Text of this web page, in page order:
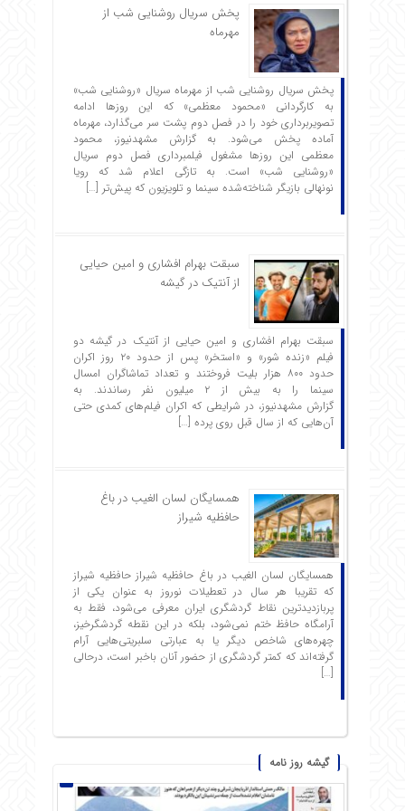
پخش سریال روشنایی شب از
مهرماه
پخش سریال روشنایی شب از مهرماه سریال «روشنایی شب»
به کارگردانی «محمود معظمی» که این روزها ادامه
تصویربرداری خود را در فصل دوم پشت سر می‌گذارد، مهرماه
آماده پخش می‌شود. به گزارش مشهدنیوز، محمود
معظمی این روزها مشغول فیلمبرداری فصل دوم سریال
«روشنایی شب» است. به تازگی اعلام شد که رویا
نونهالی بازیگر شناخته‌شده سینما و تلویزیون که پیش‌تر […]
سبقت بهرام افشاری و امین حیایی
از آنتیک در گیشه
سبقت بهرام افشاری و امین حیایی از آنتیک در گیشه دو
فیلم «زنده شور» و «استخر» پس از حدود ۲۰ روز اکران
حدود ۸۰۰ هزار بلیت فروختند و تعداد تماشاگران امسال
سینما را به بیش از ۲ میلیون نفر رساندند. به
گزارش مشهدنیوز، در شرایطی که اکران فیلم‌های کمدی حتی
آن‌هایی که از سال قبل روی پرده […]
همسایگان لسان الغیب در باغ
حافظیه شیراز
همسایگان لسان الغیب در باغ حافظیه شیراز حافظیه‌ شیراز
که تقریبا هر سال در تعطیلات نوروز به عنوان یکی از
پربازدیدترین نقاط گردشگری ایران معرفی می‌شود، فقط به
آرامگاه حافظ ختم نمی‌شود، بلکه در این نقطه گردشگرخیز،
چهره‌های شاخص دیگر یا به عبارتی سلبریتی‌هایی آرام
گرفته‌اند که کمتر گردشگری از حضور آنان باخبر است، درحالی
[…]
گیشه روز نامه